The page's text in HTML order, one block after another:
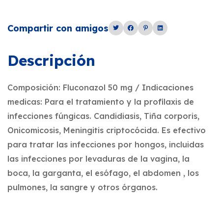
Compartir con amigos
Descripción
Composición: Fluconazol 50 mg / Indicaciones
medicas: Para el tratamiento y la profilaxis de
infecciones fúngicas. Candidiasis, Tiña corporis,
Onicomicosis, Meningitis criptocócida. Es efectivo
para tratar las infecciones por hongos, incluidas
las infecciones por levaduras de la vagina, la
boca, la garganta, el esófago, el abdomen , los
pulmones, la sangre y otros órganos.